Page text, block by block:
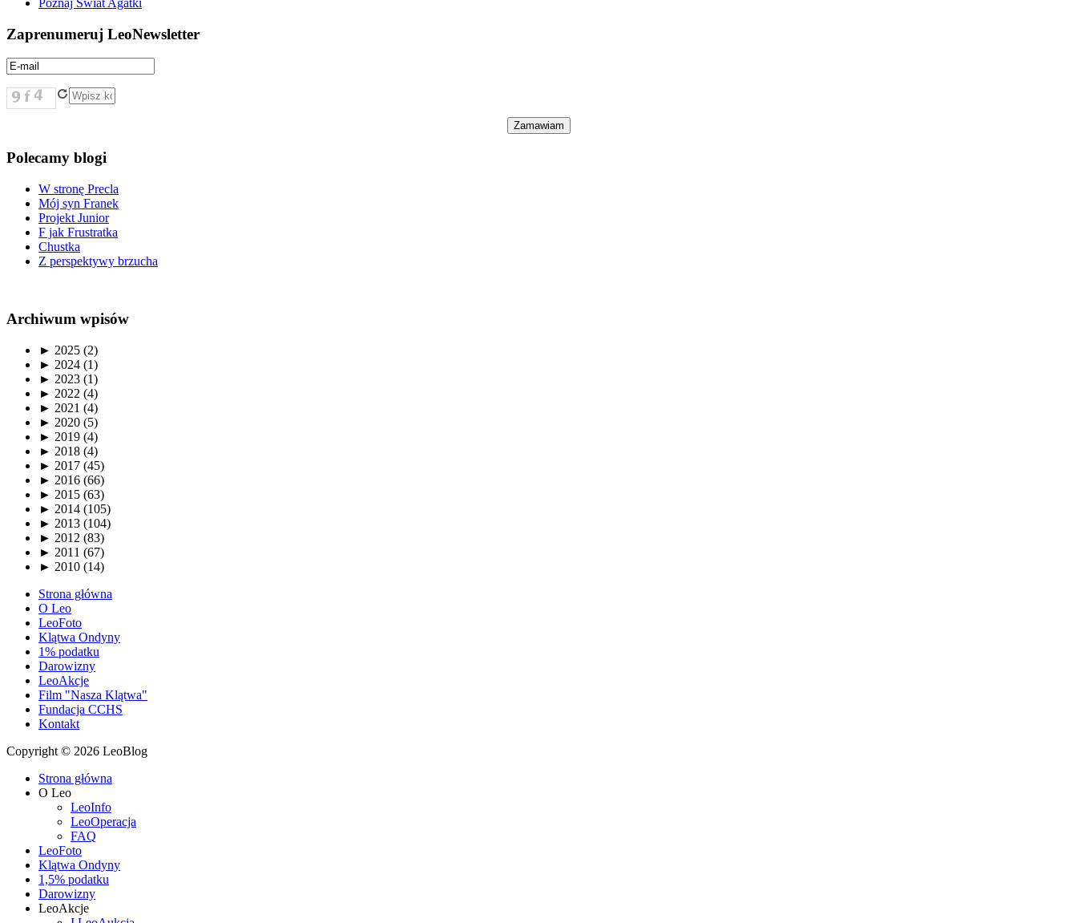
Zaprenumeruj LeoNewsletter
Polecamy blogi
W stronę Precla
Mój syn Franek
Projekt Junior
F jak Frustratka
Chustka
Z perspektywy brzucha
Archiwum wpisów
► 2025 (2)
► 2024 (1)
► 2023 (1)
► 2022 (4)
► 2021 (4)
► 2020 (5)
► 2019 (4)
► 2018 (4)
► 2017 (45)
► 2016 (66)
► 2015 (63)
► 2014 (105)
► 2013 (104)
► 2012 (83)
► 2011 (67)
► 2010 (14)
Strona główna
O Leo
LeoFoto
Klątwa Ondyny
1% podatku
Darowizny
LeoAkcje
Film "Nasza Klątwa"
Fundacja CCHS
Kontakt
Copyright © 2026 LeoBlog
Strona główna
O Leo
LeoInfo
LeoOperacja
FAQ
LeoFoto
Klątwa Ondyny
1,5% podatku
Darowizny
LeoAkcje